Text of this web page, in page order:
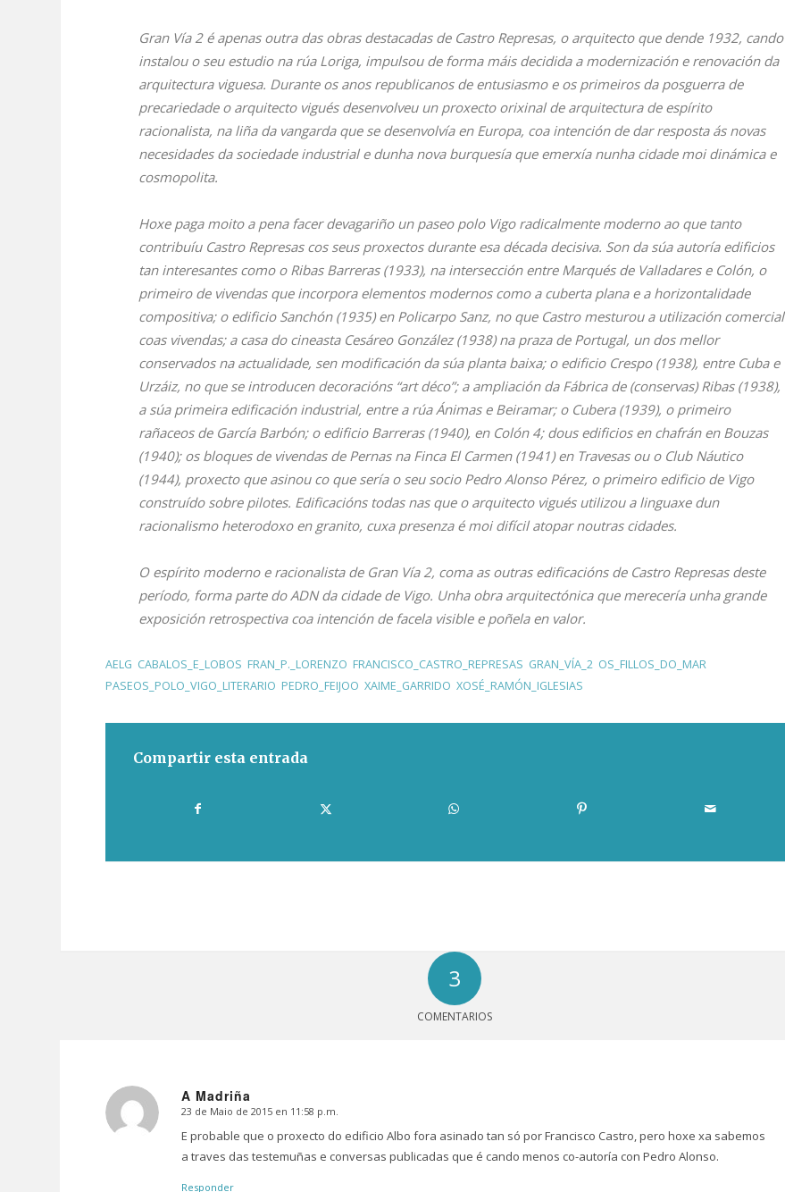
Gran Vía 2 é apenas outra das obras destacadas de Castro Represas, o arquitecto que dende 1932, cando
instalou o seu estudio na rúa Loriga, impulsou de forma máis decidida a modernización e renovación da
arquitectura viguesa. Durante os anos republicanos de entusiasmo e os primeiros da posguerra de
precariedade o arquitecto vigués desenvolveu un proxecto orixinal de arquitectura de espírito
racionalista, na liña da vangarda que se desenvolvía en Europa, coa intención de dar resposta ás novas
necesidades da sociedade industrial e dunha nova burquesía que emerxía nunha cidade moi dinámica e
cosmopolita.
Hoxe paga moito a pena facer devagariño un paseo polo Vigo radicalmente moderno ao que tanto
contribuíu Castro Represas cos seus proxectos durante esa década decisiva. Son da súa autoría edificios
tan interesantes como o Ribas Barreras (1933), na intersección entre Marqués de Valladares e Colón, o
primeiro de vivendas que incorpora elementos modernos como a cuberta plana e a horizontalidade
compositiva; o edificio Sanchón (1935) en Policarpo Sanz, no que Castro mesturou a utilización comercial
coas vivendas; a casa do cineasta Cesáreo González (1938) na praza de Portugal, un dos mellor
conservados na actualidade, sen modificación da súa planta baixa; o edificio Crespo (1938), entre Cuba e
Urzáiz, no que se introducen decoracións “art déco”; a ampliación da Fábrica de (conservas) Ribas (1938),
a súa primeira edificación industrial, entre a rúa Ánimas e Beiramar; o Cubera (1939), o primeiro
rañaceos de García Barbón; o edificio Barreras (1940), en Colón 4; dous edificios en chafrán en Bouzas
(1940); os bloques de vivendas de Pernas na Finca El Carmen (1941) en Travesas ou o Club Náutico
(1944), proxecto que asinou co que sería o seu socio Pedro Alonso Pérez, o primeiro edificio de Vigo
construído sobre pilotes. Edificacións todas nas que o arquitecto vigués utilizou a linguaxe dun
racionalismo heterodoxo en granito, cuxa presenza é moi difícil atopar noutras cidades.
O espírito moderno e racionalista de Gran Vía 2, coma as outras edificacións de Castro Represas deste
período, forma parte do ADN da cidade de Vigo. Unha obra arquitectónica que merecería unha grande
exposición retrospectiva coa intención de facela visible e poñela en valor.
AELG CABALOS_E_LOBOS FRAN_P._LORENZO FRANCISCO_CASTRO_REPRESAS GRAN_VÍA_2 OS_FILLOS_DO_MAR
PASEOS_POLO_VIGO_LITERARIO PEDRO_FEIJOO XAIME_GARRIDO XOSÉ_RAMÓN_IGLESIAS
Compartir esta entrada
3
COMENTARIOS
A Madriña
Dice:
23 de Maio de 2015 en 11:58 p.m.
E probable que o proxecto do edificio Albo fora asinado tan só por Francisco Castro, pero hoxe xa sabemos
a traves das testemuñas e conversas publicadas que é cando menos co-autoría con Pedro Alonso.
Responder